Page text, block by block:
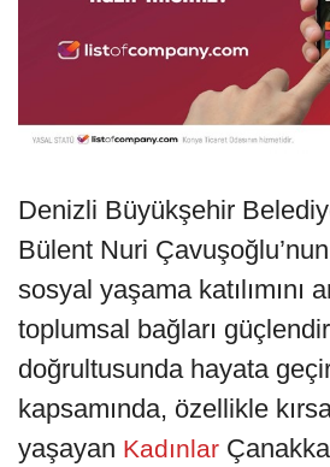
Denizli Büyükşehir
Bülent Nuri
sosyal yaşama katılımını
toplumsal bağları
doğrultusunda hayata
kapsamında, özellikle
yaşayan Kadınlar